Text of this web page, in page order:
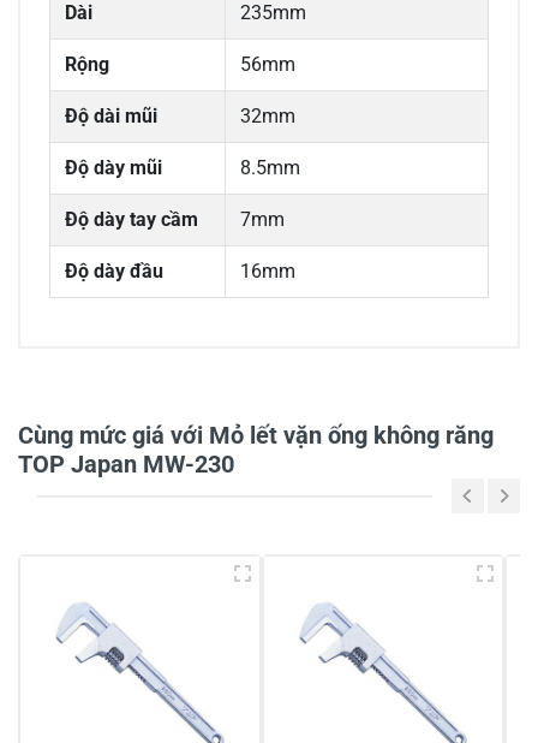
Dài 235mm
Rộng 56mm
Độ dài mũi 32mm
Độ dày mũi 8.5mm
Độ dày tay cầm 7mm
Độ dày đầu 16mm
1
-
Cùng mức giá với Mỏ lết vặn ống không răng
TOP Japan MW-230